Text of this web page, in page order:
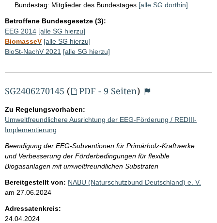
Bundestag: Mitglieder des Bundestages [alle SG dorthin]
Betroffene Bundesgesetze (3):
EEG 2014 [alle SG hierzu]
BiomasseV [alle SG hierzu]
BioSt-NachV 2021 [alle SG hierzu]
SG2406270145 ( PDF - 9 Seiten)
Zu Regelungsvorhaben:
Umweltfreundlichere Ausrichtung der EEG-Förderung / REDIII-
Implementierung
Beendigung der EEG-Subventionen für Primärholz-Kraftwerke
und Verbesserung der Förderbedingungen für flexible
Biogasanlagen mit umweltfreundlichen Substraten
Bereitgestellt von: NABU (Naturschutzbund Deutschland) e. V.
am 27.06.2024
Adressatenkreis:
24.04.2024